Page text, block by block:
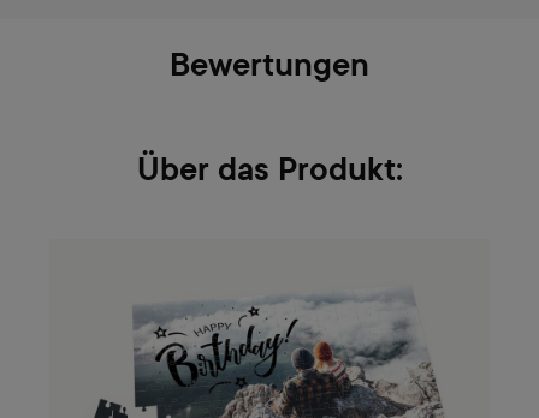
Bewertungen
Über das Produkt: